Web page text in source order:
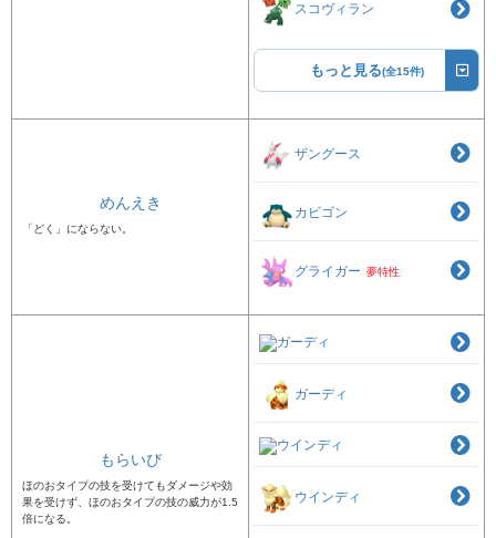
スコヴィラン
もっと見る(全15件)
めんえき
「どく」にならない。
ザングース
カビゴン
グライガー 夢特性
もらいび
ほのおタイプの技を受けてもダメージや効
果を受けず、ほのおタイプの技の威力が1.5
倍になる。
ガーディ
ガーディ
ウインディ
ウインディ